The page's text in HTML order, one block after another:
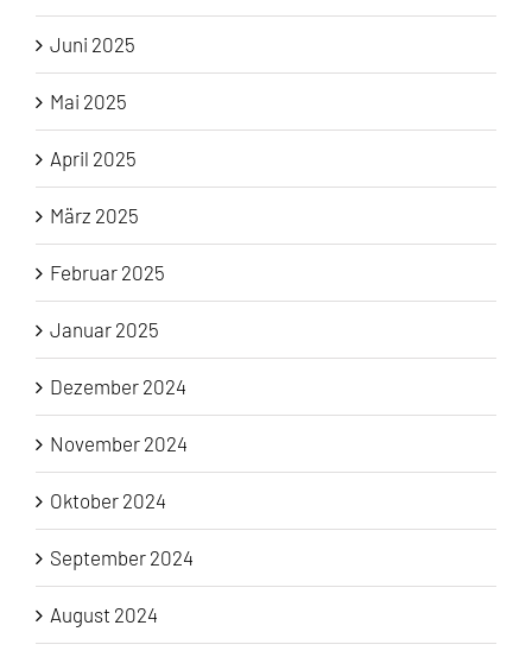
Juni 2025
Mai 2025
April 2025
März 2025
Februar 2025
Januar 2025
Dezember 2024
November 2024
Oktober 2024
September 2024
August 2024